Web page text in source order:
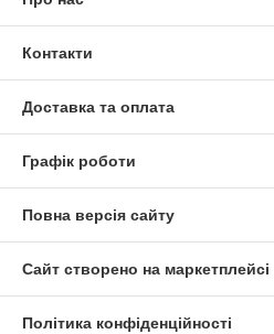
Контакти
Доставка та оплата
Графік роботи
Повна версія сайту
Сайт створено на маркетплейсі
Політика конфіденційності